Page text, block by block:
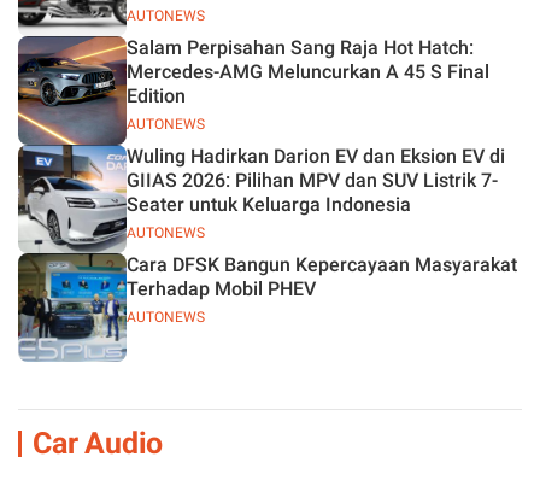
AUTONEWS
AUTONEWS
Salam Perpisahan Sang Raja Hot Hatch:
Mercedes-AMG Meluncurkan A 45 S Final
Edition
AUTONEWS
Wuling Hadirkan Darion EV dan Eksion EV di
GIIAS 2026: Pilihan MPV dan SUV Listrik 7-
Seater untuk Keluarga Indonesia
AUTONEWS
Cara DFSK Bangun Kepercayaan Masyarakat
Terhadap Mobil PHEV
Car Audio